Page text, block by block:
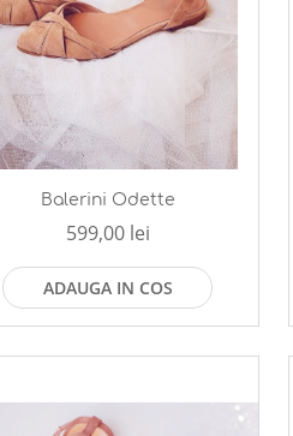
Balerini Odette
599,00 lei
ADAUGA IN COS